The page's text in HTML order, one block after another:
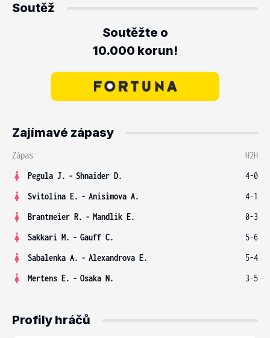
Soutěž
Soutěžte o
10.000 korun!
Zajímavé zápasy
Zápas
H2H
Pegula J. - Shnaider D.
4-0
Svitolina E. - Anisimova A.
4-1
Brantmeier R. - Mandlik E.
0-3
Sakkari M. - Gauff C.
5-6
Sabalenka A. - Alexandrova E.
5-4
Mertens E. - Osaka N. 3-5
Profily hráčů